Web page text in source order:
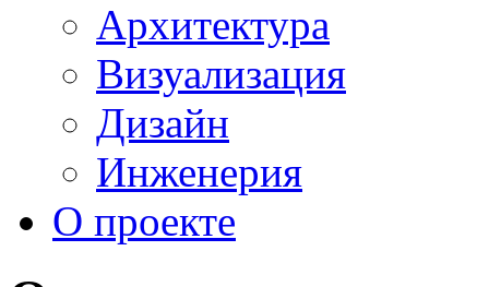
Архитектура
Визуализация
Дизайн
Инженерия
О проекте